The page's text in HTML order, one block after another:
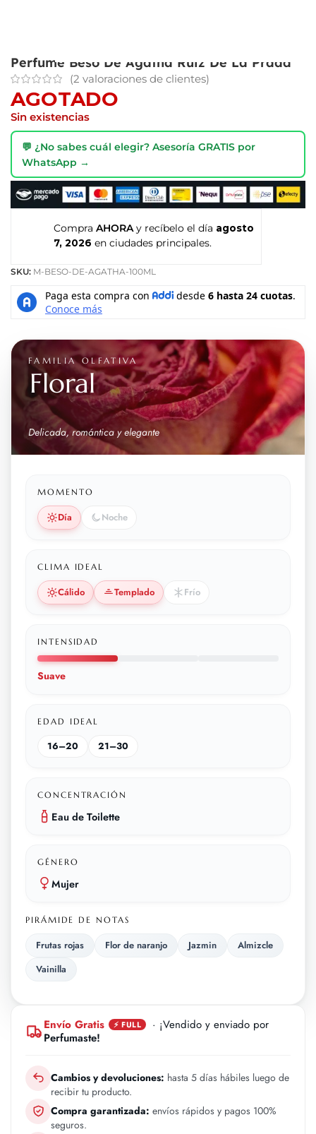
Perfume Beso De Agatha Ruiz De La Prada
(2 valoraciones de clientes)
AGOTADO
Sin existencias
💬 ¿No sabes cuál elegir? Asesoría GRATIS por
WhatsApp →
Compra AHORA y recíbelo el día agosto
7, 2026 en ciudades principales.
SKU: M-BESO-DE-AGATHA-100ML
FAMILIA OLFATIVA
Floral
Delicada, romántica y elegante
MOMENTO
Día Noche
CLIMA IDEAL
Cálido Templado Frío
INTENSIDAD
Suave
EDAD IDEAL
16–20 21–30
CONCENTRACIÓN
Eau de Toilette
GÉNERO
Mujer
PIRÁMIDE DE NOTAS
Frutas rojas Flor de naranjo Jazmin
Almizcle
Vainilla
Envío Gratis ⚡ FULL
· ¡Vendido y enviado por
Perfumaste!
Cambios y devoluciones: hasta 5 días hábiles luego de
recibir tu producto.
Compra garantizada: envíos rápidos y pagos 100%
seguros.